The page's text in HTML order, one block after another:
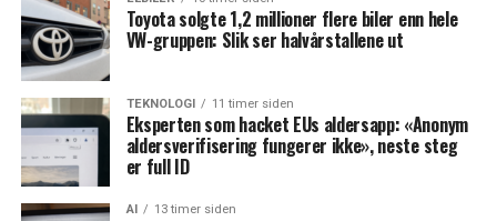
Toyota solgte 1,2 millioner flere biler enn hele
VW-gruppen: Slik ser halvårstallene ut
TEKNOLOGI 11 timer siden
Eksperten som hacket EUs aldersapp: «Anonym
aldersverifisering fungerer ikke», neste steg
er full ID
AI 13 timer siden